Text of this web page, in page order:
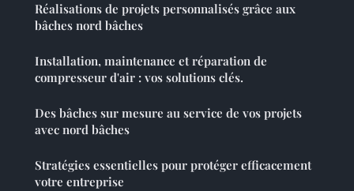
Réalisations de projets personnalisés grâce aux
bâches nord bâches
Installation, maintenance et réparation de
compresseur d'air : vos solutions clés.
Des bâches sur mesure au service de vos projets
avec nord bâches
Stratégies essentielles pour protéger efficacement
votre entreprise